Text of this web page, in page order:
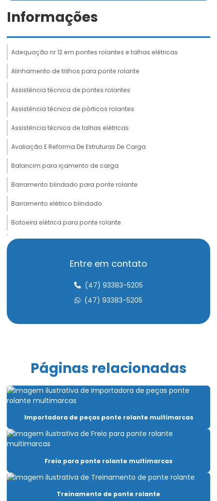
Informações
Adequação nr 12 em pontes rolantes e talhas elétricas
Alinhamento de trilhos para ponte rolante
Assistência técnica de pontes rolantes
Assistência técnica de pórticos rolantes
Assistência técnica de talhas elétricas
Avaliação E Reforma De Estruturas De Carga
Balancim para içamento de carga
Barramento blindado para ponte rolante
Barramento elétrico blindado
Botoeira elétrica para ponte rolante
Cabeceira para ponte rolante
Cabo de aço compactado de alta performance
Cabo de aço para elevadores
Cabo de aço para talha elétrica
Caminho de rolamento para pontes rolantes
Carro Talha Duplaviga
Entre em contato
(47) 93383-5205
(47) 93383-5205
Páginas relacionadas
Importadora de peças ponte rolante multimarcas
Freio para ponte rolante multimarcas
Treinamento de ponte rolante